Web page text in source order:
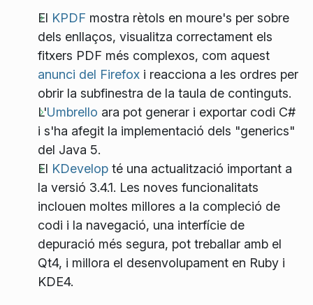
El KPDF mostra rètols en moure's per sobre
dels enllaços, visualitza correctament els
fitxers PDF més complexos, com aquest
anunci del Firefox i reacciona a les ordres per
obrir la subfinestra de la taula de continguts.
L'Umbrello ara pot generar i exportar codi C#
i s'ha afegit la implementació dels "generics"
del Java 5.
El KDevelop té una actualització important a
la versió 3.4.1. Les noves funcionalitats
inclouen moltes millores a la compleció de
codi i la navegació, una interfície de
depuració més segura, pot treballar amb el
Qt4, i millora el desenvolupament en Ruby i
KDE4.